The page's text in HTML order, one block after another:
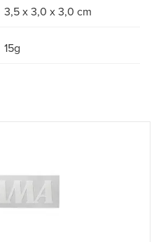
3,5 x 3,0 x 3,0 cm
15g